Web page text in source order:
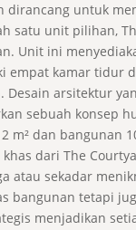
untuk
satu unit pilihan,
Unit ini
empat kamar tidur
arsitektur
sebuah konsep
m² dan bangunan
dari The
atau sekadar
bangunan tetapi
menjadikan